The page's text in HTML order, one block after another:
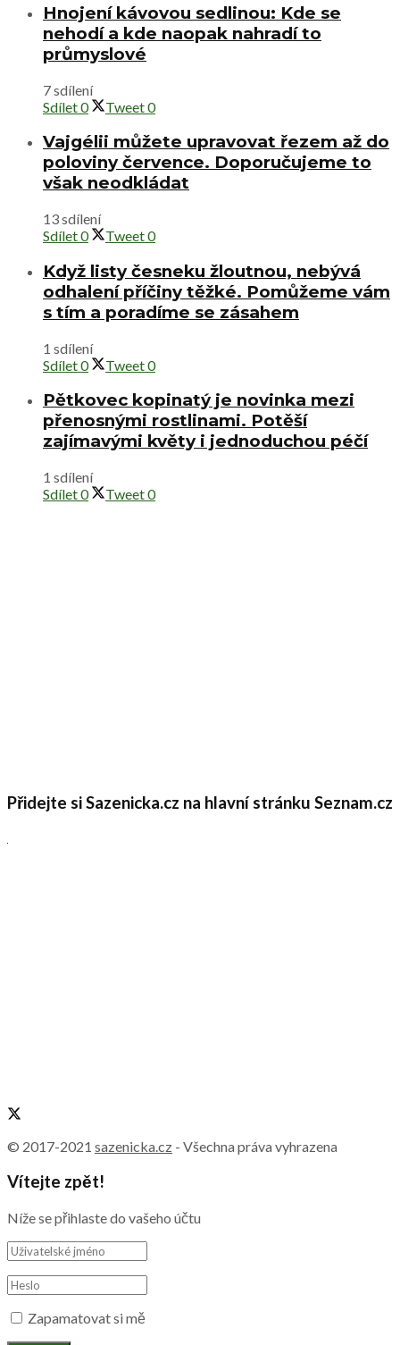
Hnojení kávovou sedlinou: Kde se
nehodí a kde naopak nahradí to
průmyslové
7 sdílení
Sdílet0 Tweet0
Vajgélii můžete upravovat řezem až do
poloviny července. Doporučujeme to
však neodkládat
13 sdílení
Sdílet0 Tweet0
Když listy česneku žloutnou, nebývá
odhalení příčiny těžké. Pomůžeme vám
s tím a poradíme se zásahem
1 sdílení
Sdílet0 Tweet0
Pětkovec kopinatý je novinka mezi
přenosnými rostlinami. Potěší
zajímavými květy i jednoduchou péčí
1 sdílení
Sdílet0 Tweet0
Přidejte si Sazenicka.cz na hlavní stránku Seznam.cz
© 2017-2021 sazenicka.cz - Všechna práva vyhrazena
Vítejte zpět!
Níže se přihlaste do vašeho účtu
Zapamatovat si mě